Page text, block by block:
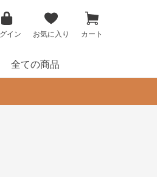
イン お気に入り カート
全ての商品